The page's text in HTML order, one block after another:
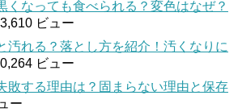
くなっても食べられる？変色はなぜ？
ビュー
汚れる？落とし方を紹介！汚くなりに
ビュー
敗する理由は？固まらない理由と保存
ー